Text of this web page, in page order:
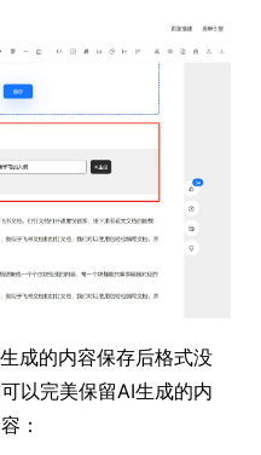
成的内容保存后格式没
以完美保留AI生成的内
：